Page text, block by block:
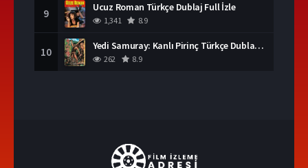
9 Ucuz Roman Türkçe Dublaj Full İzle
1,341 8.9
10 Yedi Samuray: Kanlı Pirinç Türkçe Dublaj İzle
262 8.9